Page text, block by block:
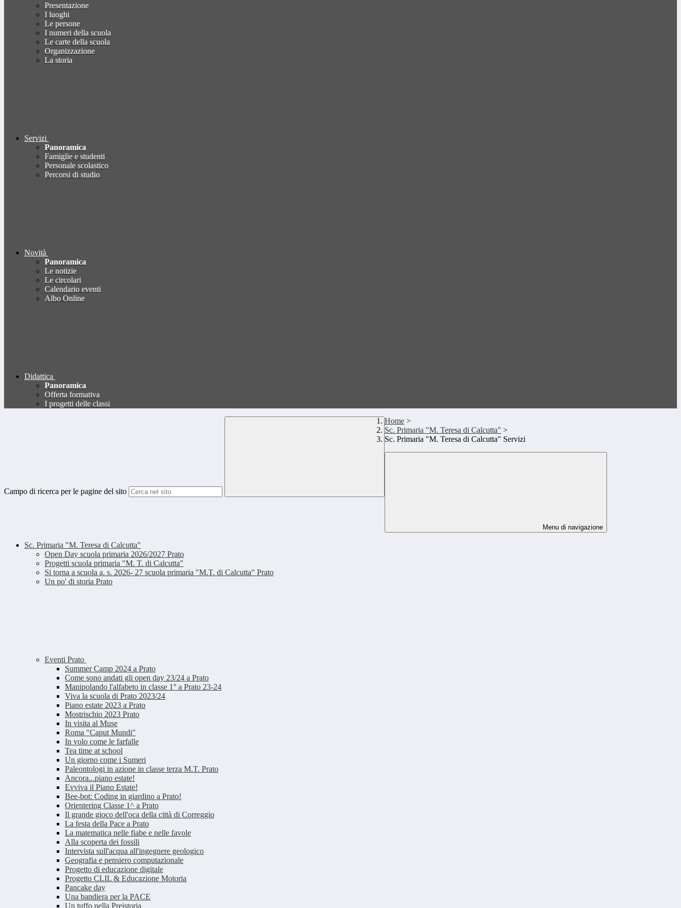
Presentazione
I luoghi
Le persone
I numeri della scuola
Le carte della scuola
Organizzazione
La storia
Servizi
Panoramica
Famiglie e studenti
Personale scolastico
Percorsi di studio
Novità
Panoramica
Le notizie
Le circolari
Calendario eventi
Albo Online
Didattica
Panoramica
Offerta formativa
I progetti delle classi
Campo di ricerca per le pagine del sito
Home >
Sc. Primaria "M. Teresa di Calcutta" >
Sc. Primaria "M. Teresa di Calcutta" Servizi
Menu di navigazione
Sc. Primaria "M. Teresa di Calcutta"
Open Day scuola primaria 2026/2027 Prato
Progetti scuola primaria "M. T. di Calcutta"
Si torna a scuola a. s. 2026- 27 scuola primaria "M.T. di Calcutta" Prato
Un po' di storia Prato
Eventi Prato
Summer Camp 2024 a Prato
Come sono andati gli open day 23/24 a Prato
Manipolando l'alfabeto in classe 1° a Prato 23-24
Viva la scuola di Prato 2023/24
Piano estate 2023 a Prato
Mostrischio 2023 Prato
In visita al Muse
Roma "Caput Mundi"
In volo come le farfalle
Tea time at school
Un giorno come i Sumeri
Paleontologi in azione in classe terza M.T. Prato
Ancora...piano estate!
Evviva il Piano Estate!
Bee-bot: Coding in giardino a Prato!
Orientering Classe 1^ a Prato
Il grande gioco dell'oca della città di Correggio
La festa della Pace a Prato
La matematica nelle fiabe e nelle favole
Alla scoperta dei fossili
Intervista sull'acqua all'ingegnere geologico
Geografia e pensiero computazionale
Progetto di educazione digitale
Progetto CLIL & Educazione Motoria
Pancake day
Una bandiera per la PACE
Un tuffo nella Preistoria